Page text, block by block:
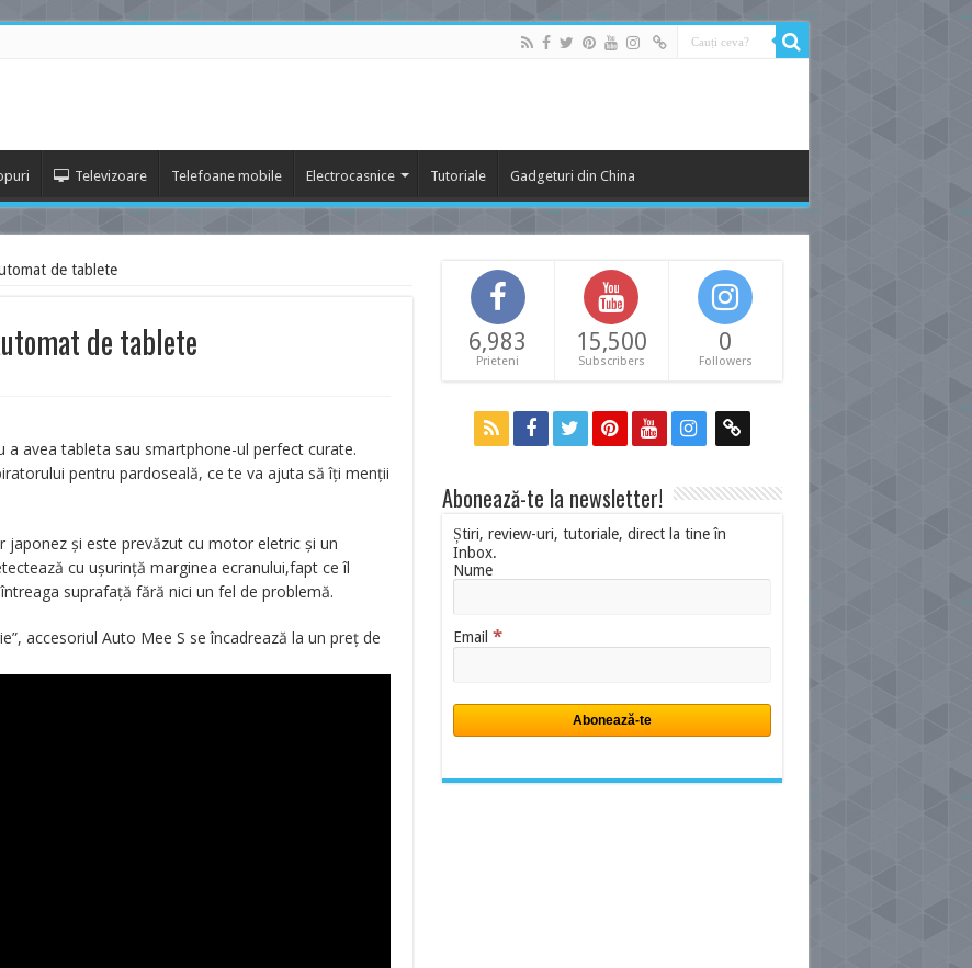
Televizoare Telefoane mobile Electrocasnice Tutoriale Gadgeturi din China
de tablete
de tablete
a avea tableta sau smartphone-ul perfect curate.
pentru pardoseală, ce te va ajuta să îți menții
și este prevăzut cu motor eletric și un
cu ușurință marginea ecranului,fapt ce îl
suprafață fără nici un fel de problemă.
accesoriul Auto Mee S se încadrează la un preț de
6,983
Prieteni
15,500
Subscribers
0
Followers
Abonează-te la newsletter!
Știri, review-uri, tutoriale, direct la tine în
Inbox.
Nume
Email *